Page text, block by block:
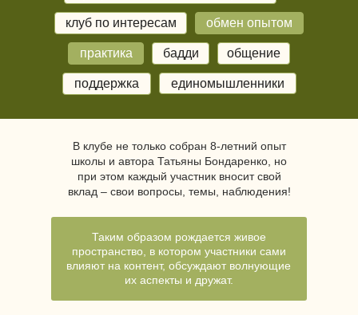
В клубе не только собран 8-летний опыт
школы и автора Татьяны Бондаренко, но
при этом каждый участник вносит свой
вклад – свои вопросы, темы, наблюдения!
практика
поддержка
общение
бадди
обмен опытом
клуб по интересам
единомышленники
Таким образом рождается живое
пространство, в котором участники сами
влияют на контент, обсуждают волнующие
их аспекты и дружат.